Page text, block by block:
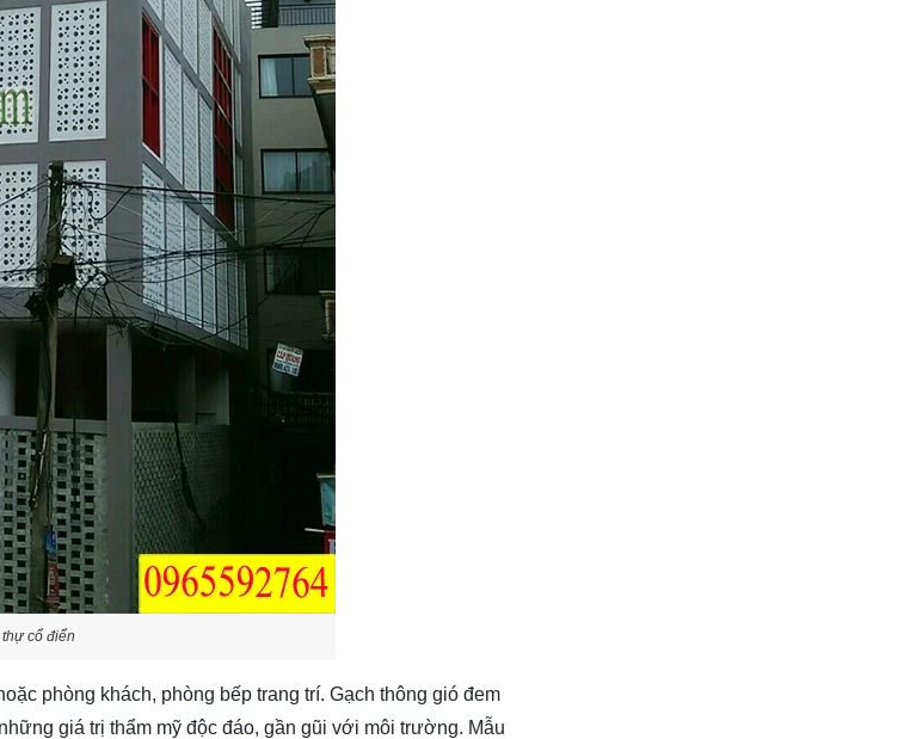
cổ điển
phòng khách, phòng bếp trang trí. Gạch thông gió đem
giá trị thẩm mỹ độc đáo, gần gũi với môi trường. Mẫu